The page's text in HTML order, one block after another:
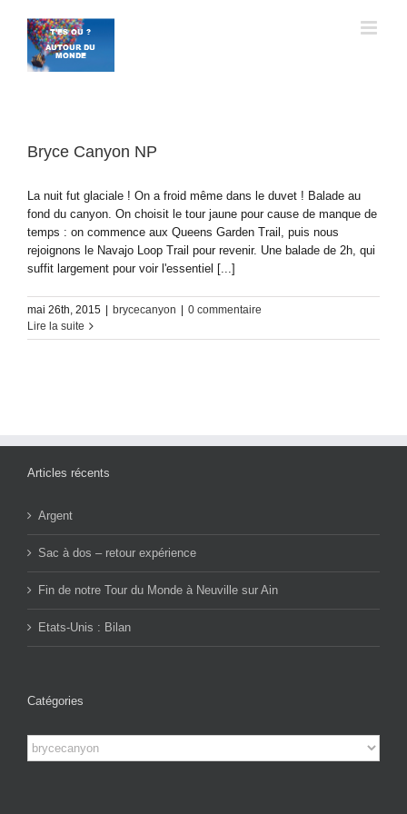
contenu
Bryce Canyon NP
La nuit fut glaciale ! On a froid même dans le duvet ! Balade au
fond du canyon. On choisit le tour jaune pour cause de manque de
temps : on commence aux Queens Garden Trail, puis nous
rejoignons le Navajo Loop Trail pour revenir. Une balade de 2h, qui
suffit largement pour voir l'essentiel [...]
mai 26th, 2015 brycecanyon
0 commentaire
Lire la suite
Articles récents
Argent
Sac à dos – retour expérience
Fin de notre Tour du Monde à Neuville sur Ain
Etats-Unis : Bilan
Catégories
Catégories